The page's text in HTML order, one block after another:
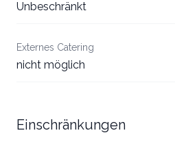
Unbeschränkt
Externes Catering
nicht möglich
Einschränkungen